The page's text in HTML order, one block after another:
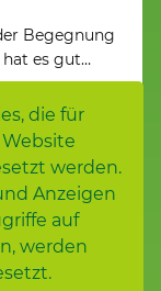
die für
werden.
Anzeigen
auf
werden
Begegnung
hat es gut…
ins
in der